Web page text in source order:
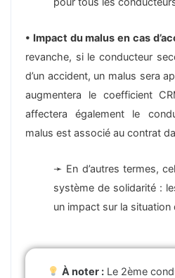
• Impact du malus en cas
revanche, si le conducteur
d’un accident, un malus sera
augmentera le coefficient
affectera également le
malus est associé au contrat
➛ En d’autres termes,
système de solidarité :
un impact sur la situation
À noter :Le 2ème